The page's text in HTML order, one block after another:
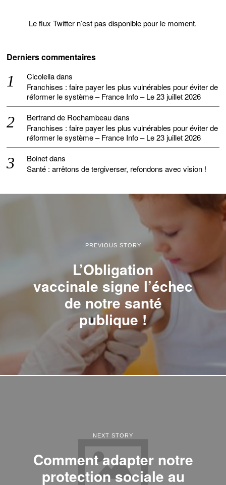
Le flux Twitter n’est pas disponible pour le moment.
Derniers commentaires
Cicolelladans
Franchises : faire payer les plus vulnérables pour éviter de
réformer le système – France Info – Le 23 juillet 2026
Bertrand de Rochambeaudans
Franchises : faire payer les plus vulnérables pour éviter de
réformer le système – France Info – Le 23 juillet 2026
Boinetdans
Santé : arrêtons de tergiverser, refondons avec vision !
PREVIOUS STORY
L’Obligation
vaccinale signe l’échec
de notre santé
publique !
NEXT STORY
Comment adapter notre
protection sociale au